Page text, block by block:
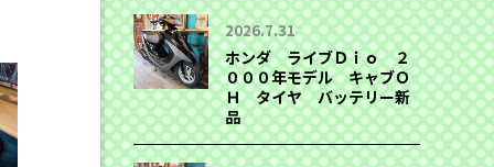
2026.7.31
ホンダ ライブＤｉｏ ２
０００年モデル キャブＯ
Ｈ タイヤ バッテリー新
品